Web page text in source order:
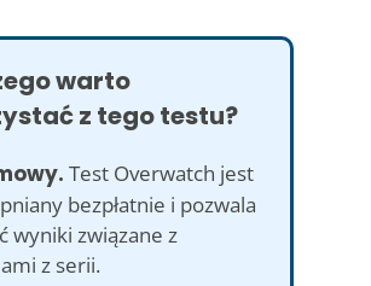
warto
z tego testu?
Test Overwatch jest
bezpłatnie i pozwala
wyniki związane z
z serii.